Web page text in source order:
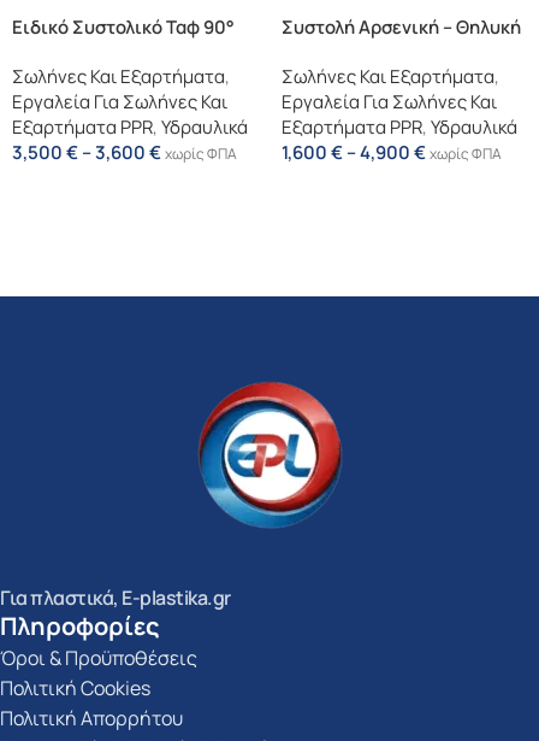
Ειδικό Συστολικό Ταφ 90°
Σωλήνες Και Εξαρτήματα,
Εργαλεία Για Σωλήνες Και
Εξαρτήματα PPR,Υδραυλικά
3,500€–3,600€χωρίς ΦΠΑ
Συστολή Αρσενική – Θηλυκή
Σωλήνες Και Εξαρτήματα,
Εργαλεία Για Σωλήνες Και
Εξαρτήματα PPR,Υδραυλικά
1,600€–4,900€χωρίς ΦΠΑ
Για πλαστικά, E-plastika.gr
Πληροφορίες
Όροι & Προϋποθέσεις
Πολιτική Cookies
Πολιτική Απορρήτου